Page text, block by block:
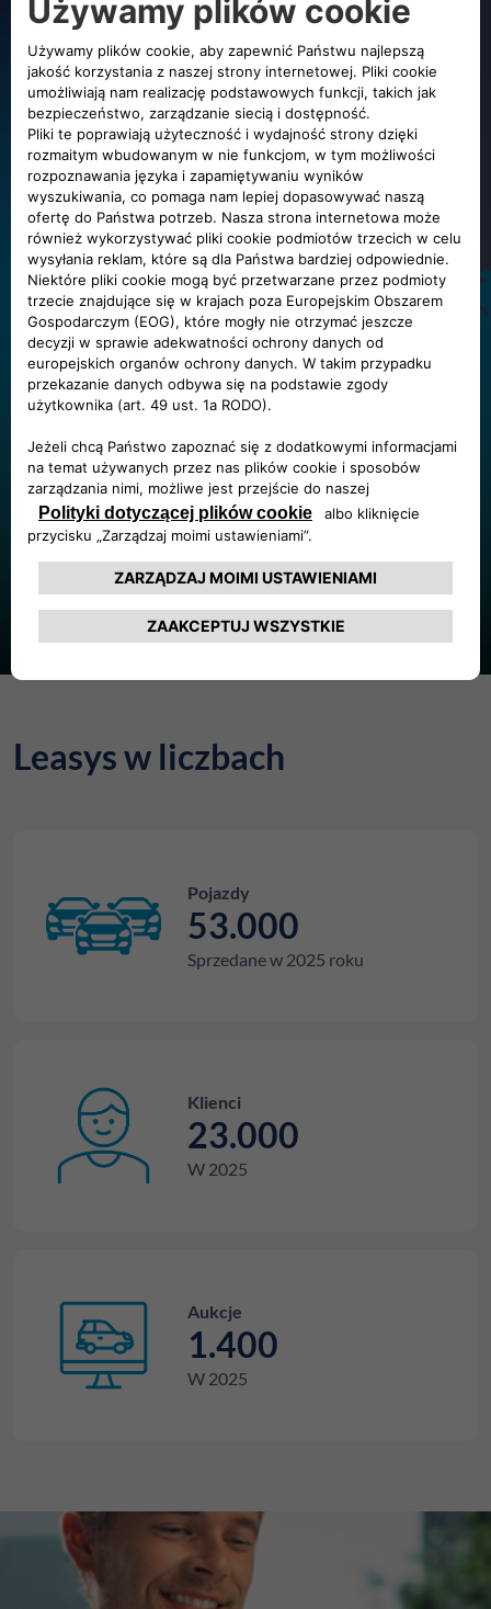
Nasza obecność
Dzięki obecności na dziewięciu rynkach europejskich
elastycznie i profesjonalnie odpowiadamy na potrzeby
naszych klientów.
Leasys w liczbach
Pojazdy
53.000
Sprzedane w 2025 roku
Klienci
23.000
W 2025
Aukcje
1.400
W 2025